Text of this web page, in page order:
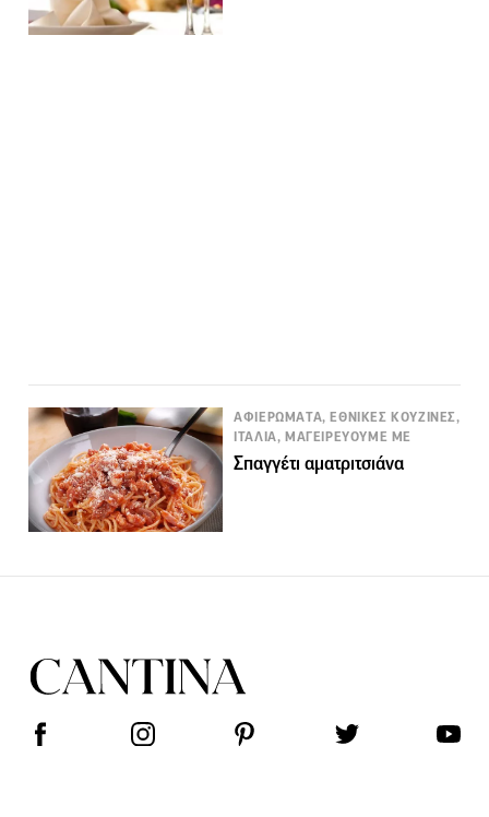
ΑΦΙΕΡΩΜΑΤΑ, ΕΘΝΙΚΕΣ ΚΟΥΖΙΝΕΣ,
ΙΤΑΛΙΑ, ΜΑΓΕΙΡΕΥΟΥΜΕ ΜΕ
Σπαγγέτι αματριτσιάνα